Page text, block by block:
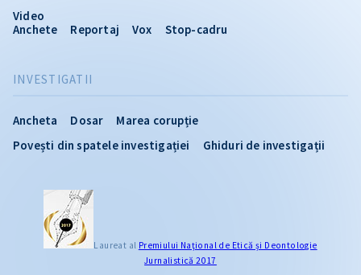
INVESTIGATII
Ancheta Dosar
Marea corupție
Povești din spatele investigației
Ghiduri de investigații
Video
Anchete
Reportaj Vox Stop-cadru
Laureat al Premiului Naţional de Etică și Deontologie
Jurnalistică 2017